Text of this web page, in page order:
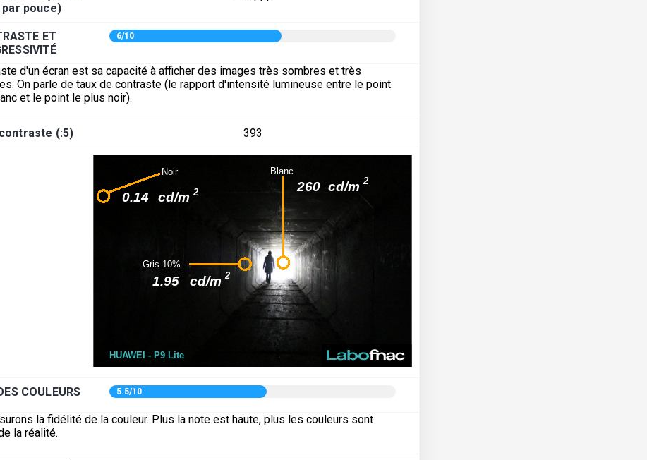
pouce)
ET
6/10
d'un écran est sa capacité à afficher des images très sombres et très
On parle de taux de contraste (le rapport d'intensité lumineuse entre le point
et le point le plus noir).
(:5) 393
COULEURS 5.5/10
la fidélité de la couleur. Plus la note est haute, plus les couleurs sont
la réalité.